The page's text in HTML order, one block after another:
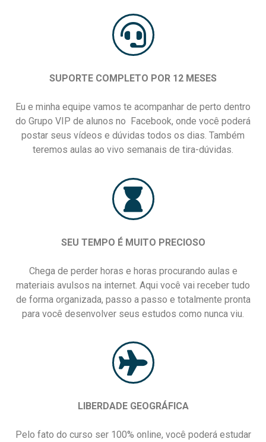
SUPORTE COMPLETO POR 12 MESES
Eu e minha equipe vamos te acompanhar de perto dentro
do Grupo VIP de alunos no Facebook, onde você poderá
postar seus vídeos e dúvidas todos os dias. Também
teremos aulas ao vivo semanais de tira-dúvidas.
SEU TEMPO É MUITO PRECIOSO
Chega de perder horas e horas procurando aulas e
materiais avulsos na internet. Aqui você vai receber tudo
de forma organizada, passo a passo e totalmente pronta
para você desenvolver seus estudos como nunca viu.
LIBERDADE GEOGRÁFICA
Pelo fato do curso ser 100% online, você poderá estudar